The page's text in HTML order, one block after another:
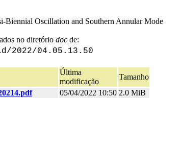
Biennial Oscillation and Southern Annular Mode
no diretório docde:
2022/04.05.13.50
Última
modificação
Tamanho
05/04/2022 10:50 2.0 MiB